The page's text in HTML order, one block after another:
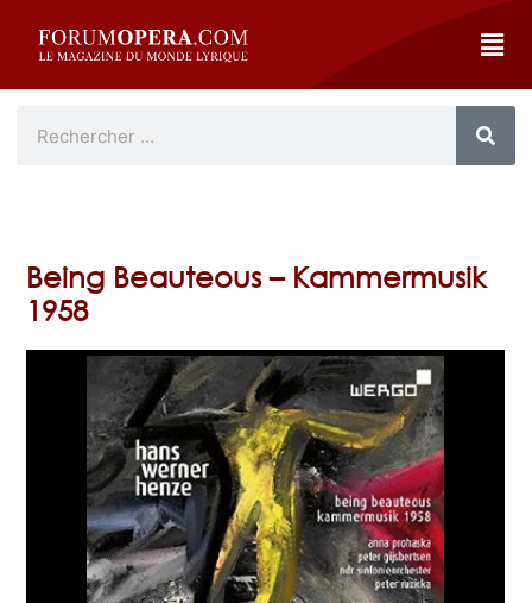
Being Beauteous – Kammermusik
1958